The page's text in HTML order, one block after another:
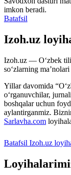
imkon beradi.
Batafsil
Izoh.uz
Izoh.uz — O‘zbek
so‘zlarning
Yillar davomida
o‘rganuvchilar,
boshqalar uchun
aylantirganmiz.
Sarlavha.com
Batafsil Izoh.uz